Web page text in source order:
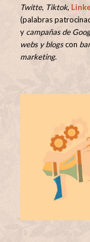
Twitte, Tiktok,
(palabras
y campañas de
webs y blogscon
marketing.